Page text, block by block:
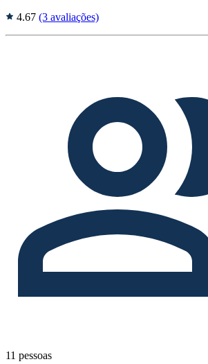
4.67 (3 avaliações)
11 pessoas